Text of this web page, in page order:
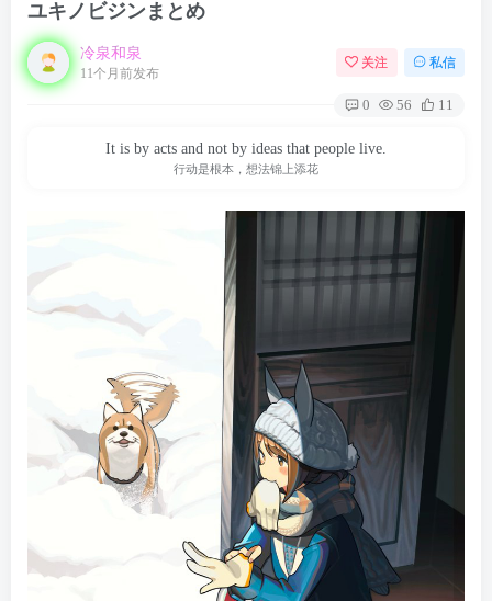
ユキノビジンまとめ
冷泉和泉
11个月前发布
关注 私信
0 56 11
It is by acts and not by ideas that people live.
行动是根本，想法锦上添花